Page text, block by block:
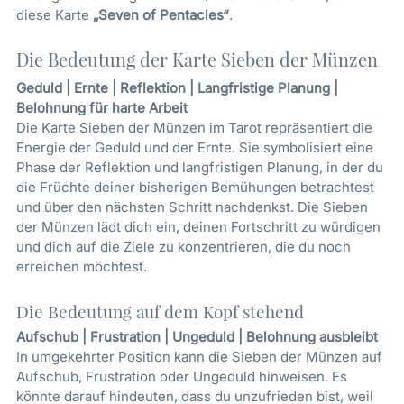
diese Karte „Seven of Pentacles“.
Die Bedeutung der Karte Sieben der Münzen
Geduld | Ernte | Reflektion | Langfristige Planung |
Belohnung für harte Arbeit
Die Karte Sieben der Münzen im Tarot repräsentiert die
Energie der Geduld und der Ernte. Sie symbolisiert eine
Phase der Reflektion und langfristigen Planung, in der du
die Früchte deiner bisherigen Bemühungen betrachtest
und über den nächsten Schritt nachdenkst. Die Sieben
der Münzen lädt dich ein, deinen Fortschritt zu würdigen
und dich auf die Ziele zu konzentrieren, die du noch
erreichen möchtest.
Die Bedeutung auf dem Kopf stehend
Aufschub | Frustration | Ungeduld | Belohnung ausbleibt
In umgekehrter Position kann die Sieben der Münzen auf
Aufschub, Frustration oder Ungeduld hinweisen. Es
könnte darauf hindeuten, dass du unzufrieden bist, weil